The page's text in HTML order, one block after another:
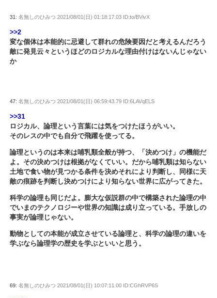
31: 名無しのひみつ 2021/08/01(日) 01:18:17.03 ID:to/BVivX
>>2
変な個体は本能的に忌避して群れの危険要因だと考えるんだろう
敵に発見云々というほどのロジカルな理由付けはないんじゃない
か
47: 名無しのひみつ 2021/08/01(日) 06:59:43.79 ID:6LAVqELS
>>31
ロジカル、論理という言葉には気をつけたほうがいい。
そのレスの中でも自分で飛躍を使ってる。
論理というのは本来は哺乳類全般が持つ、「決めつけ」の機能だ
よ。その決めつけは根拠がなくていい。だから哺乳類は知らない
土地で食い物が見つかる条件を決めそれにより判断し、同様に天
敵の痕跡を判断し決めつけにより知らない世界に広がってきた。
科学の論理も同じだよ。膨大な仮説群の中で構築された論理の中
でいまのテクノロジーや世界の知識は成り立っている。手放しの
事実が論理じゃない。
動物としての本能が成立させている論理と、科学の論理の違いを
学ぶなら論理学の歴史を学ぶといいと思う。
69: 名無しのひみつ 2021/08/01(日) 10:07:11.00 ID:CGhRVP6S